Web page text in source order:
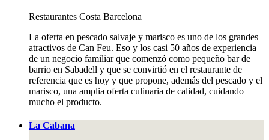
Restaurantes Costa Barcelona
La oferta en pescado salvaje y marisco es uno de los grandes
atractivos de Can Feu. Eso y los casi 50 años de experiencia
de un negocio familiar que comenzó como pequeño bar de
barrio en Sabadell y que se convirtió en el restaurante de
referencia que es hoy y que propone, además del pescado y el
marisco, una amplia oferta culinaria de calidad, cuidando
mucho el producto.
La Cabana